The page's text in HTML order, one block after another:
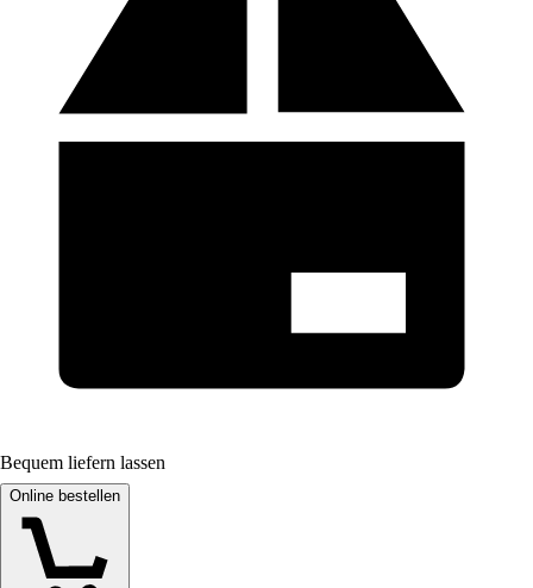
Bequem liefern lassen
Online bestellen